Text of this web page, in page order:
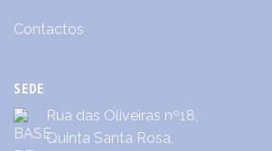
Contactos
SEDE
Rua das Oliveiras nº18,
Quinta Santa Rosa,